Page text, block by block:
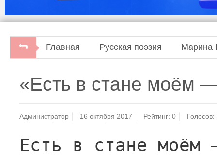
Главная Русская поэзия Марина
«Есть в стане моём
Администратор 16 октября 2017 Рейтинг:0 Голосов:
Есть в стане моём